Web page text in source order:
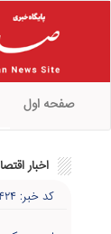
صفحه اول
اخبار
کد خبر: ۱۳۴۲۴